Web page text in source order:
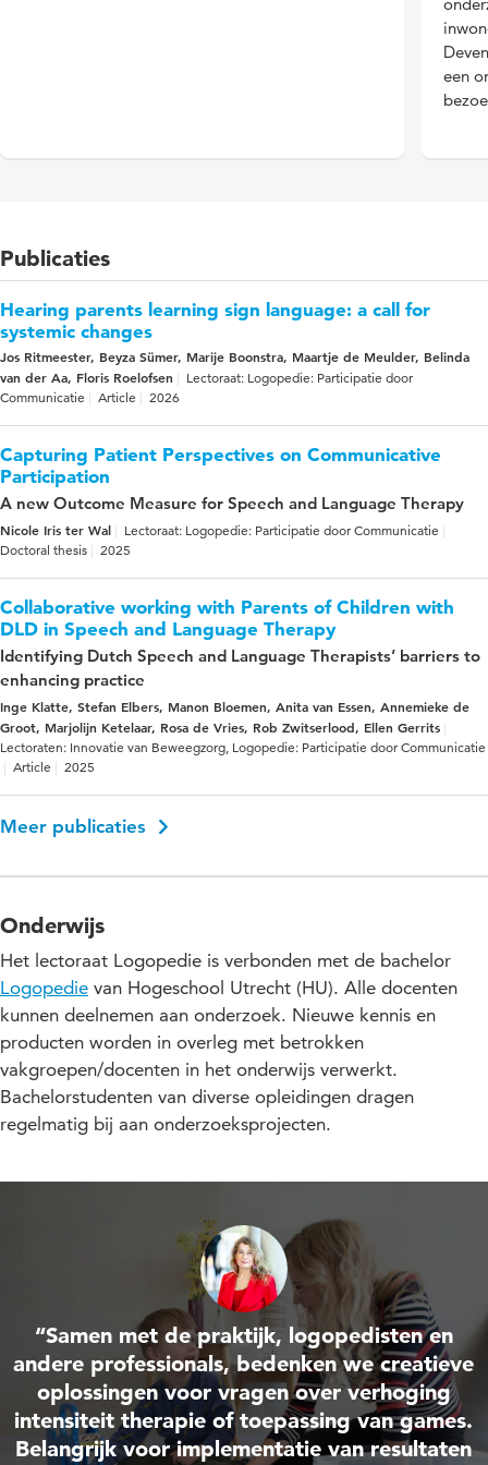
een
Publicaties
Hearing parents learning sign language: a call for
systemic changes
Jos Ritmeester, Beyza Sümer, Marije Boonstra, Maartje de Meulder, Belinda
van der Aa, Floris Roelofsen
Lectoraat: Logopedie: Participatie door
Communicatie
Article 2026
Capturing Patient Perspectives on Communicative
Participation
A new Outcome Measure for Speech and Language Therapy
Nicole Iris ter Wal
Lectoraat: Logopedie: Participatie door Communicatie
Doctoral thesis
2025
Collaborative working with Parents of Children with
DLD in Speech and Language Therapy
Identifying Dutch Speech and Language Therapists’ barriers to
enhancing practice
Inge Klatte, Stefan Elbers, Manon Bloemen, Anita van Essen, Annemieke de
Groot, Marjolijn Ketelaar, Rosa de Vries, Rob Zwitserlood, Ellen Gerrits
Lectoraten: Innovatie van Beweegzorg, Logopedie: Participatie door Communicatie
Article
2025
Meer publicaties
Onderwijs
Het lectoraat Logopedie is verbonden met de bachelor
Logopedie van Hogeschool Utrecht (HU). Alle docenten
kunnen deelnemen aan onderzoek. Nieuwe kennis en
producten worden in overleg met betrokken
vakgroepen/docenten in het onderwijs verwerkt.
Bachelorstudenten van diverse opleidingen dragen
regelmatig bij aan onderzoeksprojecten.
“Samen met de praktijk, logopedisten en
andere professionals, bedenken we creatieve
oplossingen voor vragen over verhoging
intensiteit therapie of toepassing van games.
Belangrijk voor implementatie van resultaten